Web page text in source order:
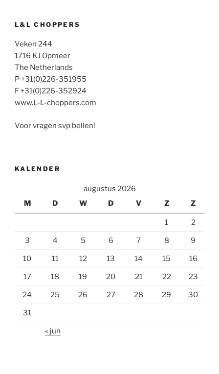
L&L CHOPPERS
Veken 244
1716 KJ Opmeer
The Netherlands
P +31(0)226-351955
F +31(0)226-352924
www.L-L-choppers.com
Voor vragen svp bellen!
KALENDER
augustus 2026
M
D W D V Z Z
1 2
3 4 5 6 7 8 9
10 11 12 13 14 15 16
17 18 19 20 21 22 23
24 25 26 27 28 29 30
31
« jun